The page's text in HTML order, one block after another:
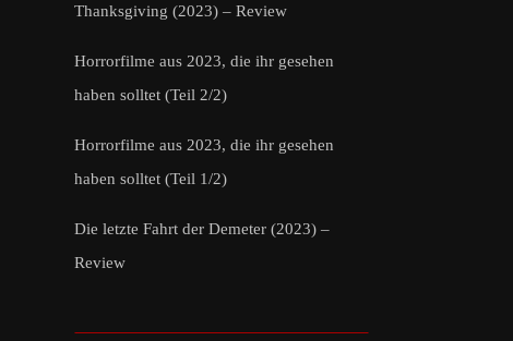
Thanksgiving (2023) – Review
Horrorfilme aus 2023, die ihr gesehen
haben solltet (Teil 2/2)
Horrorfilme aus 2023, die ihr gesehen
haben solltet (Teil 1/2)
Die letzte Fahrt der Demeter (2023) –
Review